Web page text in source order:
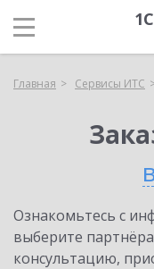
Главная Сервисы ИТС
Ознакомьтесь с
выберите
консультацию,